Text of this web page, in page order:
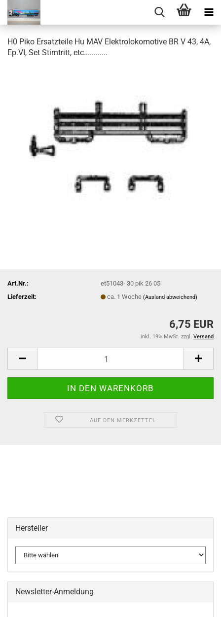
H0 Piko Ersatzteile Hu MAV Elektrolokomotive BR V 43, 4A,
Ep.VI, Set Stirntritt, etc............
Art.Nr.:
et51043- 30 pik 26 05
Lieferzeit:
ca. 1 Woche(Ausland abweichend)
6,75 EUR
inkl. 19% MwSt. zzgl. Versand
AUF DEN MERKZETTEL
Hersteller
Newsletter-Anmeldung